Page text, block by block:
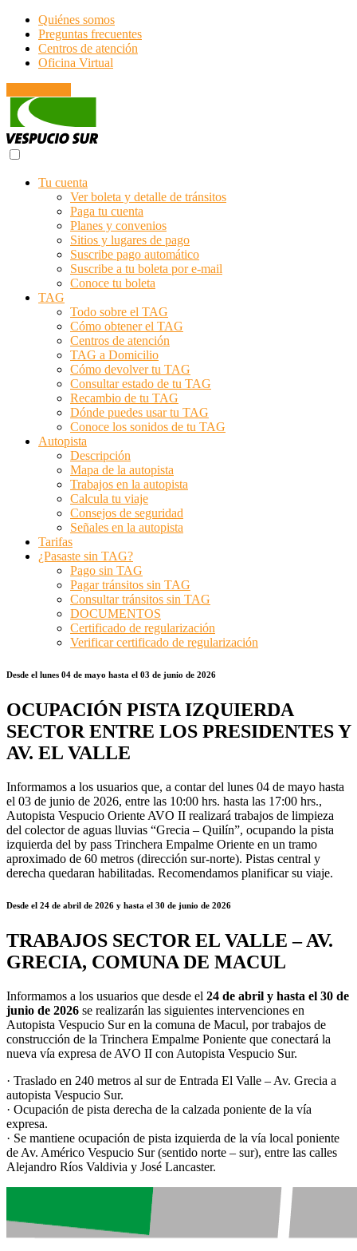
Quiénes somos
Preguntas frecuentes
Centros de atención
Oficina Virtual
Tu cuenta
Ver boleta y detalle de tránsitos
Paga tu cuenta
Planes y convenios
Sitios y lugares de pago
Suscribe pago automático
Suscribe a tu boleta por e-mail
Conoce tu boleta
TAG
Todo sobre el TAG
Cómo obtener el TAG
Centros de atención
TAG a Domicilio
Cómo devolver tu TAG
Consultar estado de tu TAG
Recambio de tu TAG
Dónde puedes usar tu TAG
Conoce los sonidos de tu TAG
Autopista
Descripción
Mapa de la autopista
Trabajos en la autopista
Calcula tu viaje
Consejos de seguridad
Señales en la autopista
Tarifas
¿Pasaste sin TAG?
Pago sin TAG
Pagar tránsitos sin TAG
Consultar tránsitos sin TAG
DOCUMENTOS
Certificado de regularización
Verificar certificado de regularización
Desde el lunes 04 de mayo hasta el 03 de junio de 2026
OCUPACIÓN PISTA IZQUIERDA
SECTOR ENTRE LOS PRESIDENTES Y
AV. EL VALLE
Informamos a los usuarios que, a contar del lunes 04 de mayo hasta
el 03 de junio de 2026, entre las 10:00 hrs. hasta las 17:00 hrs.,
Autopista Vespucio Oriente AVO II realizará trabajos de limpieza
del colector de aguas lluvias “Grecia – Quilín”, ocupando la pista
izquierda del by pass Trinchera Empalme Oriente en un tramo
aproximado de 60 metros (dirección sur-norte). Pistas central y
derecha quedaran habilitadas. Recomendamos planificar su viaje.
Desde el 24 de abril de 2026 y hasta el 30 de junio de 2026
TRABAJOS SECTOR EL VALLE – AV.
GRECIA, COMUNA DE MACUL
Informamos a los usuarios que desde el 24 de abril y hasta el 30 de
junio de 2026 se realizarán las siguientes intervenciones en
Autopista Vespucio Sur en la comuna de Macul, por trabajos de
construcción de la Trinchera Empalme Poniente que conectará la
nueva vía expresa de AVO II con Autopista Vespucio Sur.
· Traslado en 240 metros al sur de Entrada El Valle – Av. Grecia a
autopista Vespucio Sur.
· Ocupación de pista derecha de la calzada poniente de la vía
expresa.
· Se mantiene ocupación de pista izquierda de la vía local poniente
de Av. Américo Vespucio Sur (sentido norte – sur), entre las calles
Alejandro Ríos Valdivia y José Lancaster.